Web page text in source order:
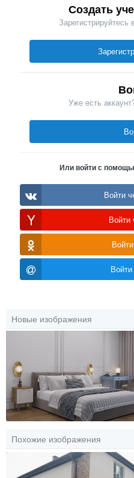
Создать
Уже есть
Или войти с
Войти
Войти
Новые изображения
Похожие изображения